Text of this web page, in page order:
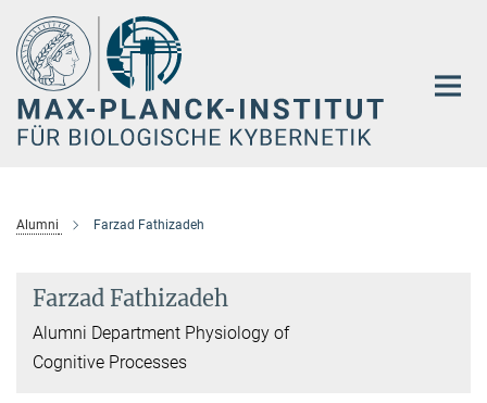
Hauptinhalt
Alumni Farzad Fathizadeh
Farzad Fathizadeh
Alumni Department Physiology of
Cognitive Processes